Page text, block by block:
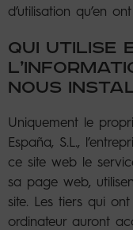
d’utilisation qu’en
QUI UTILISE
NOUS
Uniquement le
España, S.L.,
ce site web le
sa page web,
site. Les tiers qui
ordinateur auront